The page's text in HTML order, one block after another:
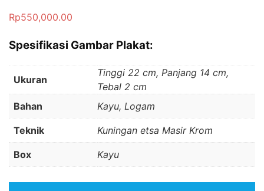
Rp550,000.00
Spesifikasi Gambar Plakat:
Ukuran
Tinggi 22 cm, Panjang 14 cm,
Tebal 2 cm
Bahan
Kayu, Logam
Teknik Kuningan etsa Masir Krom
Box Kayu